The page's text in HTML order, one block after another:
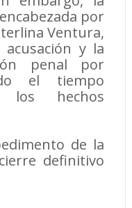
por
Ventura,
y la
penal por
el tiempo
los hechos
de la
definitivo